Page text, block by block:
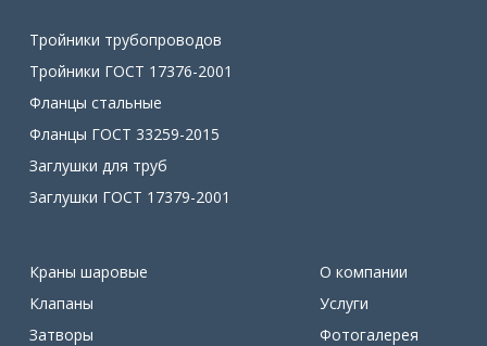
Тройники трубопроводов
Тройники ГОСТ 17376-2001
Фланцы стальные
Фланцы ГОСТ 33259-2015
Заглушки для труб
Заглушки ГОСТ 17379-2001
Краны шаровые
Клапаны
Затворы
О компании
Услуги
Фотогалерея